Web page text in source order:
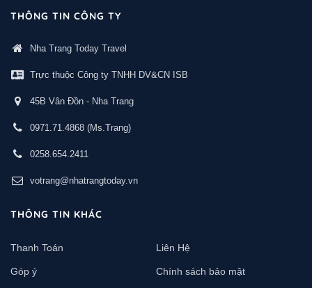
THÔNG TIN CÔNG TY
Nha Trang Today Travel
Trực thuộc Công ty TNHH DV&CN ISB
45B Vân Đồn - Nha Trang
0971.71.4868 (Ms.Trang)
0258.654.2411
votrang@nhatrangtoday.vn
THÔNG TIN KHÁC
Thanh Toán Liên Hệ
Góp ý Chính sách bảo mật